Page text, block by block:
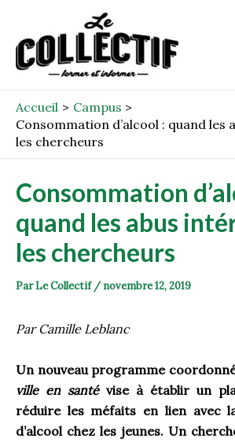
contenu
Accueil
Campus
Consommation d’alcool : quand les
les chercheurs
Consommation
quand les abus
les chercheurs
ParLe Collectif / novembre 12, 2019
Par Camille Leblanc
Un nouveau programme
ville en santévise à établir un
réduire les méfaits en lien avec
d’alcool chez les jeunes. Un
navigation